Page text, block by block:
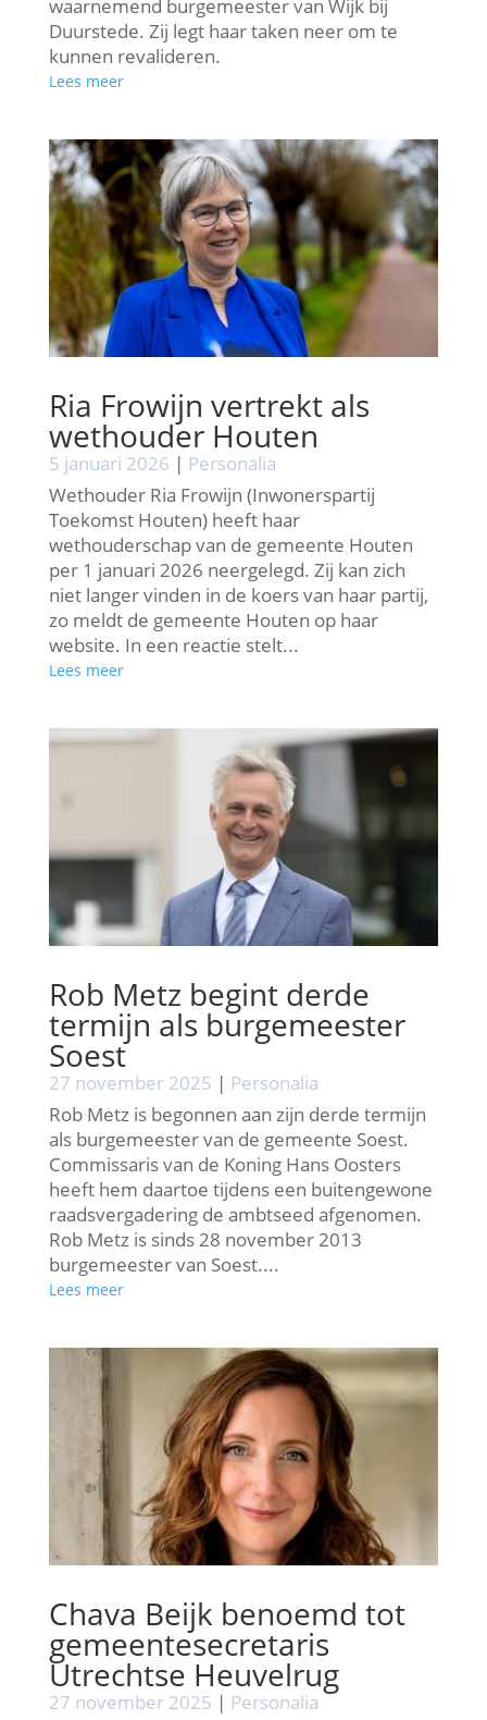
waarnemend burgemeester van Wijk bij
Duurstede. Zij legt haar taken neer om te
kunnen revalideren.
Lees meer
Ria Frowijn vertrekt als
wethouder Houten
5 januari 2026 | Personalia
Wethouder Ria Frowijn (Inwonerspartij
Toekomst Houten) heeft haar
wethouderschap van de gemeente Houten
per 1 januari 2026 neergelegd. Zij kan zich
niet langer vinden in de koers van haar partij,
zo meldt de gemeente Houten op haar
website. In een reactie stelt...
Lees meer
Rob Metz begint derde
termijn als burgemeester
Soest
27 november 2025 | Personalia
Rob Metz is begonnen aan zijn derde termijn
als burgemeester van de gemeente Soest.
Commissaris van de Koning Hans Oosters
heeft hem daartoe tijdens een buitengewone
raadsvergadering de ambtseed afgenomen.
Rob Metz is sinds 28 november 2013
burgemeester van Soest....
Lees meer
Chava Beijk benoemd tot
gemeentesecretaris
Utrechtse Heuvelrug
27 november 2025 | Personalia